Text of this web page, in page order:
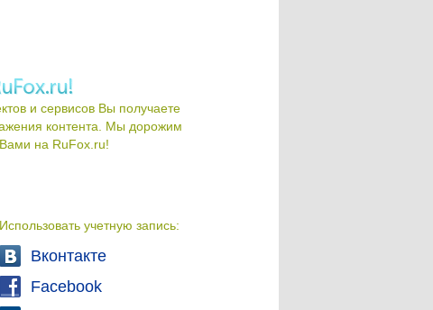
и сервисов Вы получаете
контента. Мы дорожим
на RuFox.ru!
Использовать учетную запись:
Вконтакте
Facebook